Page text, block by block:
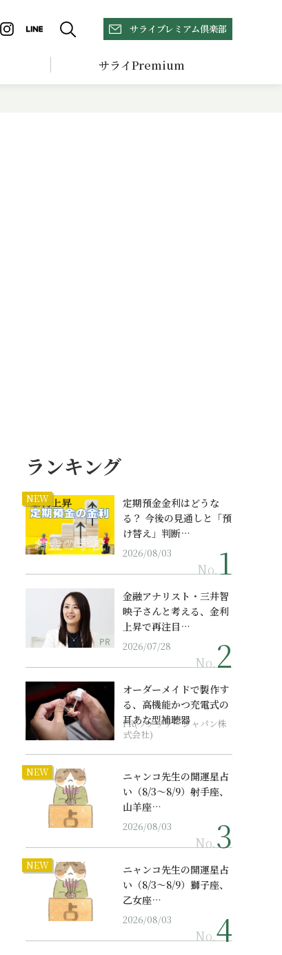
サライプレミアム倶楽部
サライPremium
ランキング
NEW
定期預金金利はどうな
る？ 今後の見通しと「預
け替え」判断…
2026/08/03
No.
PR
金融アナリスト・三井智
映子さんと考える、金利
上昇で再注目…
2026/07/28
No.
オーダーメイドで製作す
る、高機能かつ充電式の
耳あな型補聴器
PR(ソノヴァ・ジャパン株
式会社)
NEW
ニャンコ先生の開運星占
い（8/3～8/9）射手座、
山羊座…
2026/08/03
No.
NEW
ニャンコ先生の開運星占
い（8/3～8/9）獅子座、
乙女座…
2026/08/03
No.